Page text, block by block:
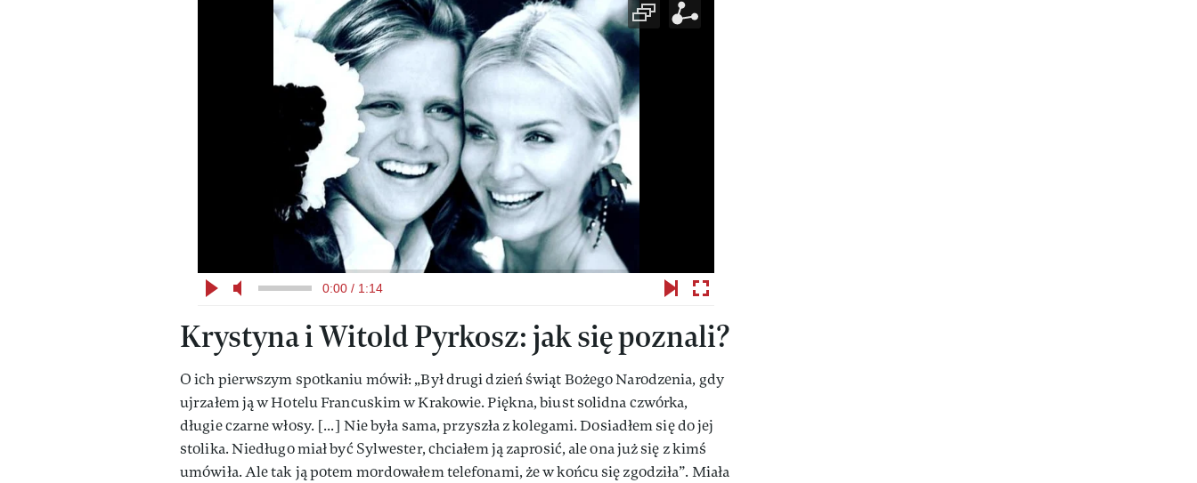
0:00 / 1:14
Krystyna i Witold Pyrkosz: jak się poznali?
O ich pierwszym spotkaniu mówił: „Był drugi dzień świąt Bożego Narodzenia, gdy
ujrzałem ją w Hotelu Francuskim w Krakowie. Piękna, biust solidna czwórka,
długie czarne włosy. [...] Nie była sama, przyszła z kolegami. Dosiadłem się do jej
stolika. Niedługo miał być Sylwester, chciałem ją zaprosić, ale ona już się z kimś
umówiła. Ale tak ją potem mordowałem telefonami, że w końcu się zgodziła”. Miała